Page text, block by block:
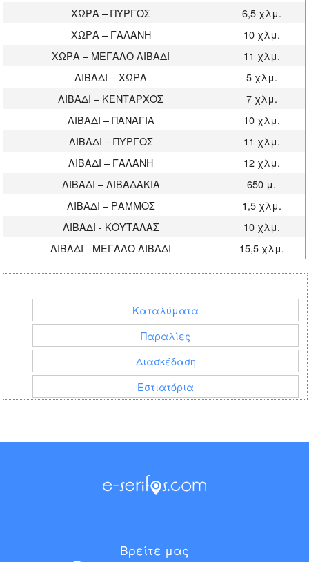
ΧΩΡΑ – ΠΥΡΓΟΣ
6,5 χλμ.
ΧΩΡΑ – ΓΑΛΑΝΗ
10 χλμ.
ΧΩΡΑ – ΜΕΓΑΛΟ ΛΙΒΑΔΙ
11 χλμ.
ΛΙΒΑΔΙ – ΧΩΡΑ
5 χλμ.
ΛΙΒΑΔΙ – ΚΕΝΤΑΡΧΟΣ
7 χλμ.
ΛΙΒΑΔΙ – ΠΑΝΑΓΙΑ
10 χλμ.
ΛΙΒΑΔΙ – ΠΥΡΓΟΣ
11 χλμ.
ΛΙΒΑΔΙ – ΓΑΛΑΝΗ
12 χλμ.
ΛΙΒΑΔΙ – ΛΙΒΑΔΑΚΙΑ
650 μ.
ΛΙΒΑΔΙ – ΡΑΜΜΟΣ
1,5 χλμ.
ΛΙΒΑΔΙ - ΚΟΥΤΑΛΑΣ
10 χλμ.
ΛΙΒΑΔΙ - ΜΕΓΑΛΟ ΛΙΒΑΔΙ
15,5 χλμ.
Καταλύματα
Παραλίες
Διασκέδαση
Εστιατόρια
Βρείτε μας